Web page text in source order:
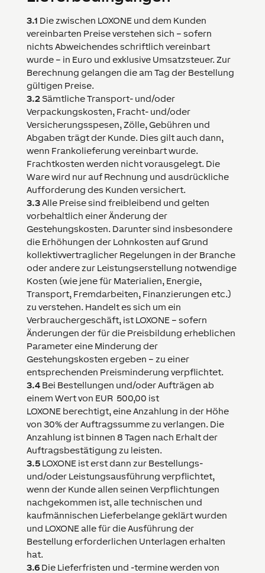
3.1 Die zwischen LOXONE und dem Kunden
vereinbarten Preise verstehen sich – sofern
nichts Abweichendes schriftlich vereinbart
wurde – in Euro und exklusive Umsatzsteuer. Zur
Berechnung gelangen die am Tag der Bestellung
gültigen Preise.
3.2Sämtliche Transport- und/oder
Verpackungskosten, Fracht- und/oder
Versicherungsspesen, Zölle, Gebühren und
Abgaben trägt der Kunde. Dies gilt auch dann,
wenn Frankolieferung vereinbart wurde.
Frachtkosten werden nicht vorausgelegt. Die
Ware wird nur auf Rechnung und ausdrückliche
Aufforderung des Kunden versichert.
3.3Alle Preise sind freibleibend und gelten
vorbehaltlich einer Änderung der
Gestehungskosten. Darunter sind insbesondere
die Erhöhungen der Lohnkosten auf Grund
kollektivvertraglicher Regelungen in der Branche
oder andere zur Leistungserstellung notwendige
Kosten (wie jene für Materialien, Energie,
Transport, Fremdarbeiten, Finanzierungen etc.)
zu verstehen. Handelt es sich um ein
Verbrauchergeschäft, ist LOXONE – sofern
Änderungen der für die Preisbildung erheblichen
Parameter eine Minderung der
Gestehungskosten ergeben – zu einer
entsprechenden Preisminderung verpflichtet.
3.4Bei Bestellungen und/oder Aufträgen ab
einem Wert von EUR 500,00 ist
LOXONE berechtigt, eine Anzahlung in der Höhe
von 30% der Auftragssumme zu verlangen. Die
Anzahlung ist binnen 8 Tagen nach Erhalt der
Auftragsbestätigung zu leisten.
3.5 LOXONE ist erst dann zur Bestellungs-
und/oder Leistungsausführung verpflichtet,
wenn der Kunde allen seinen Verpflichtungen
nachgekommen ist, alle technischen und
kaufmännischen Lieferbelange geklärt wurden
und LOXONE alle für die Ausführung der
Bestellung erforderlichen Unterlagen erhalten
hat.
3.6 Die Lieferfristen und -termine werden von